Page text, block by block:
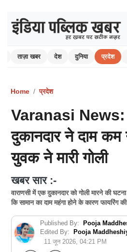
ताज़ा खबर देश दुनिया प्रदेश
Home प्रदेश
Varanasi News:
दुकानदार ने दाम कम
युवक ने मारी गोली
खबर सार :-
वाराणसी में एक दुकानदार को गोली मारने की
कि सामान का दाम महंगा होने के कारण फायरिंग
Published By:
Pooja
Edited By:
Pooja
11 जून 2026, 04:21 PM